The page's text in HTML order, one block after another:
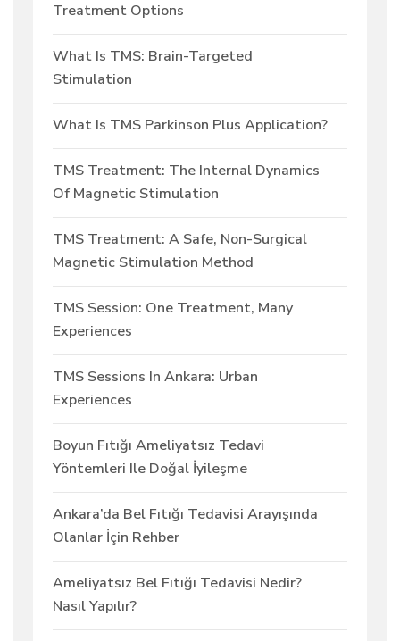
Treatment Options
What Is TMS: Brain-Targeted
Stimulation
What Is TMS Parkinson Plus Application?
TMS Treatment: The Internal Dynamics
Of Magnetic Stimulation
TMS Treatment: A Safe, Non-Surgical
Magnetic Stimulation Method
TMS Session: One Treatment, Many
Experiences
TMS Sessions In Ankara: Urban
Experiences
Boyun Fıtığı Ameliyatsız Tedavi
Yöntemleri Ile Doğal İyileşme
Ankara’da Bel Fıtığı Tedavisi Arayışında
Olanlar İçin Rehber
Ameliyatsız Bel Fıtığı Tedavisi Nedir?
Nasıl Yapılır?